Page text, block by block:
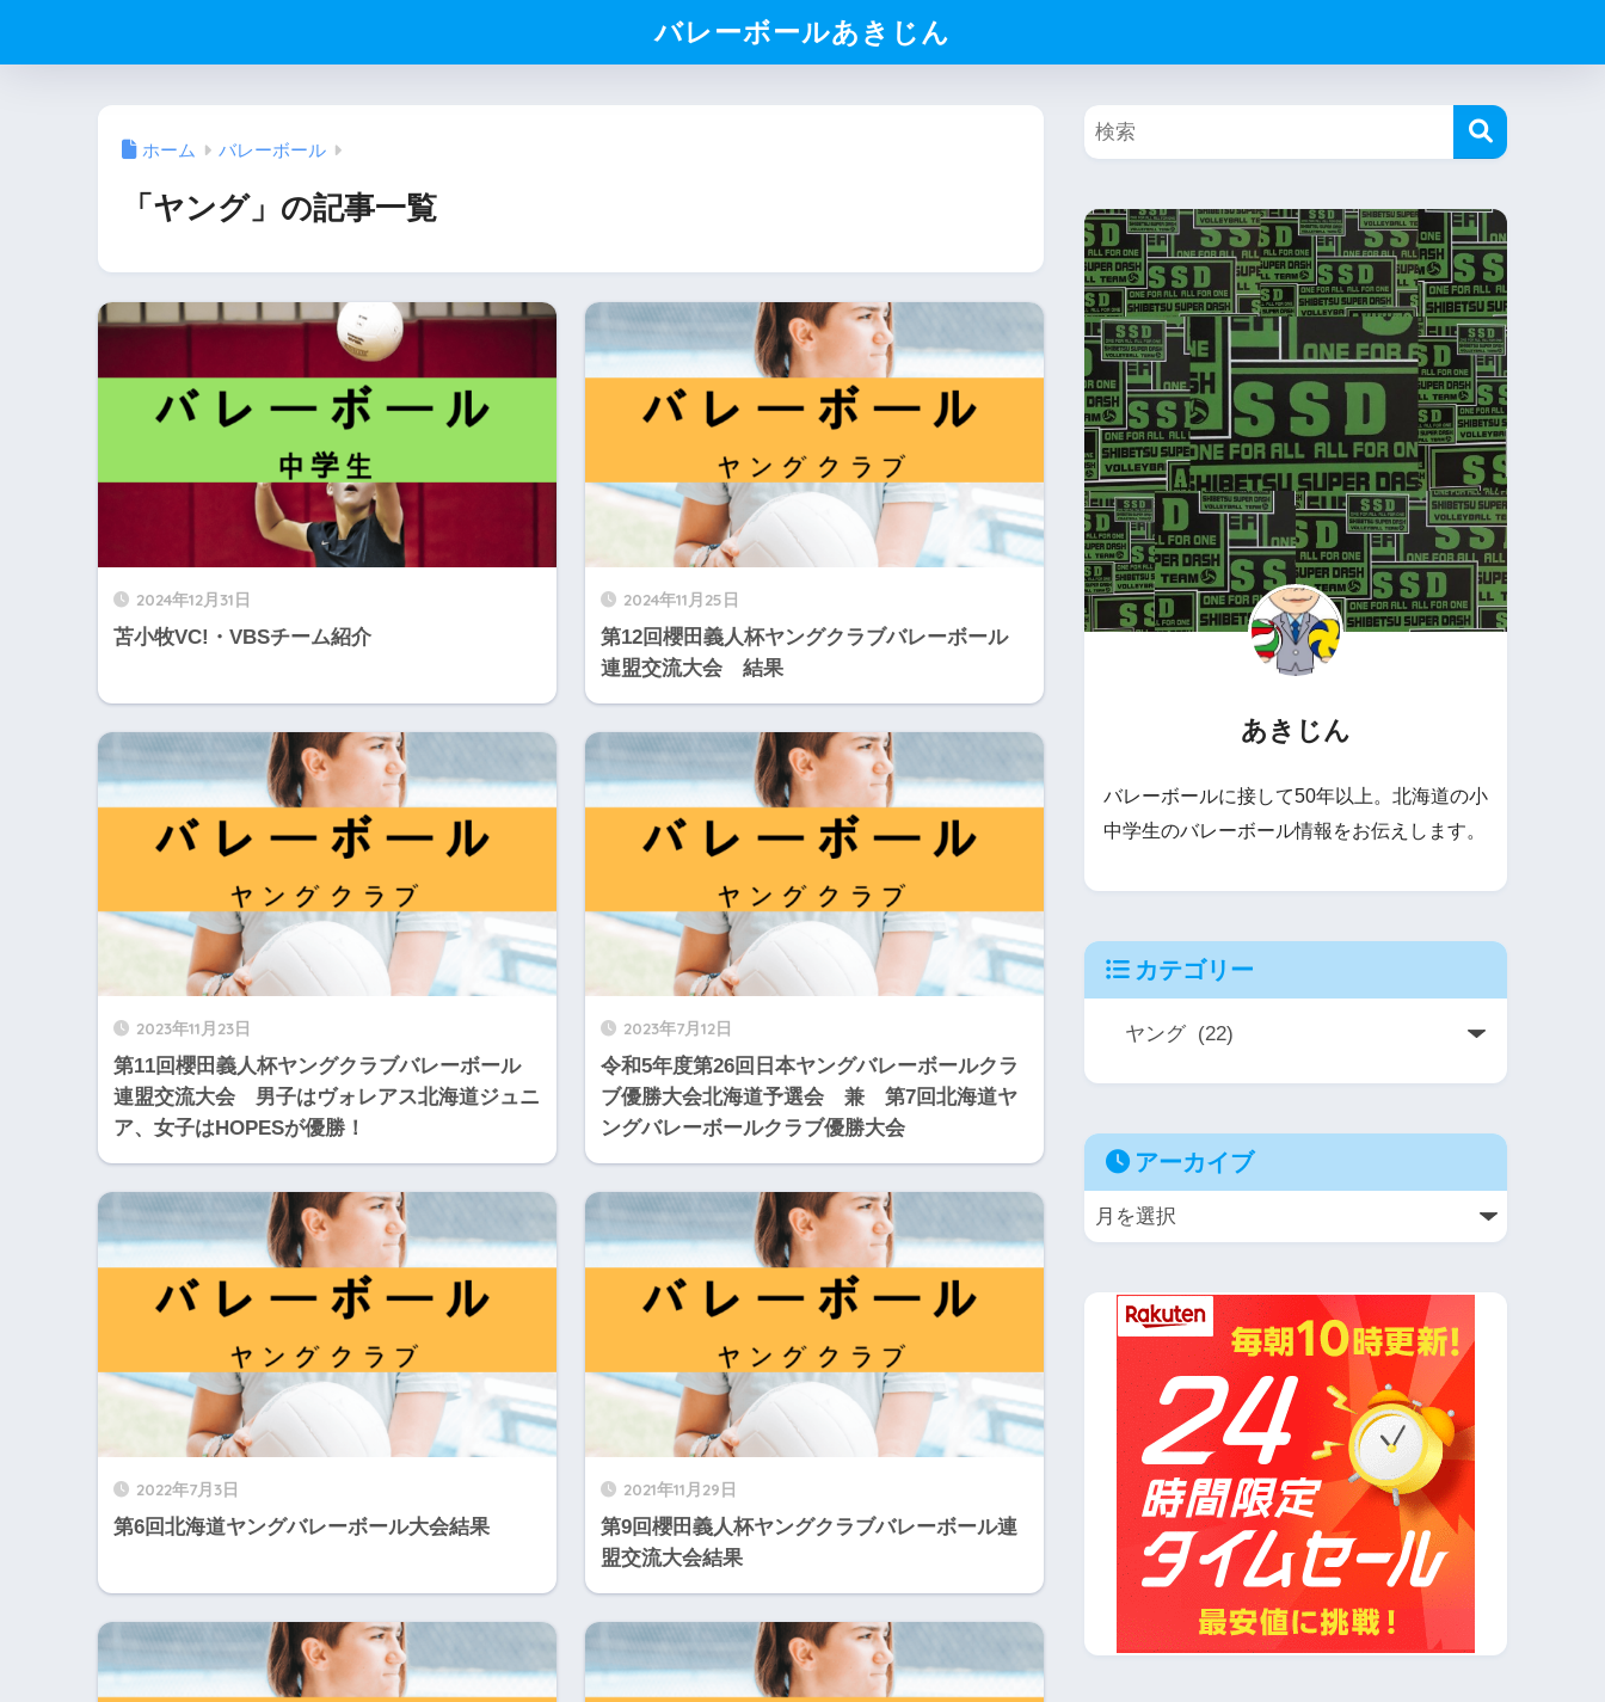
バレーボールあきじん
ホーム バレーボール
「ヤング」の記事一覧
2024年12月31日
苫小牧VC!・VBSチーム紹介
2024年11月25日
第12回櫻田義人杯ヤングクラブバレーボール
連盟交流大会 結果
2023年11月23日
第11回櫻田義人杯ヤングクラブバレーボール
連盟交流大会 男子はヴォレアス北海道ジュニ
ア、女子はHOPESが優勝！
2023年7月12日
令和5年度第26回日本ヤングバレーボールクラ
ブ優勝大会北海道予選会 兼 第7回北海道ヤ
ングバレーボールクラブ優勝大会
2022年7月3日
第6回北海道ヤングバレーボール大会結果
2021年11月29日
第9回櫻田義人杯ヤングクラブバレーボール連
盟交流大会結果
あきじん
バレーボールに接して50年以上。北海道の小
中学生のバレーボール情報をお伝えします。
カテゴリー
アーカイブ